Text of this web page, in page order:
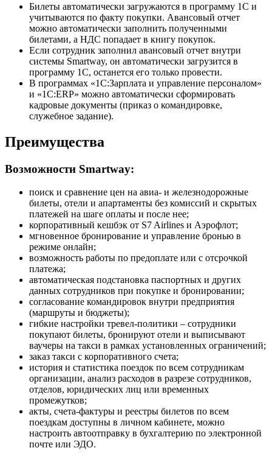
Билеты автоматически загружаются в программу 1С и
учитываются по факту покупки. Авансовый отчет
можно автоматически заполнить полученными
билетами, а НДС попадает в книгу покупок.
Если сотрудник заполнил авансовый отчет внутри
системы Smartway, он автоматически загрузится в
программу 1C, останется его только провести.
В программах «1С:Зарплата и управление персоналом»
и «1С:ERP» можно автоматически сформировать
кадровые документы (приказ о командировке,
служебное задание).
Преимущества
Возможности Smartway:
поиск и сравнение цен на авиа- и железнодорожные
билеты, отели и апартаменты без комиссий и скрытых
платежей на шаге оплаты и после нее;
корпоративный кешбэк от S7 Airlines и Аэрофлот;
мгновенное бронирование и управление бронью в
режиме онлайн;
возможность работы по предоплате или с отсрочкой
платежа;
автоматическая подстановка паспортных и других
данных сотрудников при покупке и бронировании;
согласование командировок внутри предприятия
(маршруты и бюджеты);
гибкие настройки тревел-политики – сотрудники
покупают билеты, бронируют отели и выписывают
ваучеры на такси в рамках установленных ограничений;
заказ такси с корпоративного счета;
история и статистика поездок по всем сотрудникам
организации, анализ расходов в разрезе сотрудников,
отделов, юридических лиц или временных
промежутков;
акты, счета-фактуры и реестры билетов по всем
поездкам доступны в личном кабинете, можно
настроить автоотправку в бухгалтерию по электронной
почте или ЭДО.